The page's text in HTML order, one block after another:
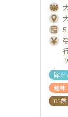
5
障が
趣味
65歳